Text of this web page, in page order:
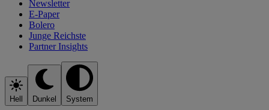
Newsletter
E-Paper
Bolero
Junge Reichste
Partner Insights
Hell Dunkel System